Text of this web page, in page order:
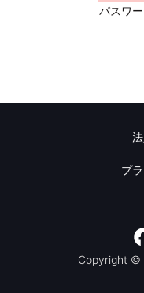
パスワ
プ
Copyright ©